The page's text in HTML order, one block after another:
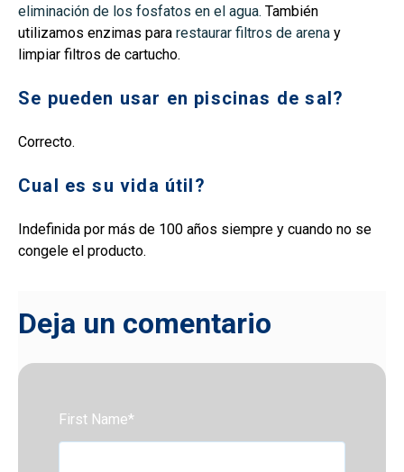
eliminación de los fosfatos en el agua. También
utilizamos enzimas para restaurar filtros de arena y
limpiar filtros de cartucho.
Se pueden usar en piscinas de sal?
Correcto.
Cual es su vida útil?
Indefinida por más de 100 años siempre y cuando no se
congele el producto.
Deja un comentario
First Name*